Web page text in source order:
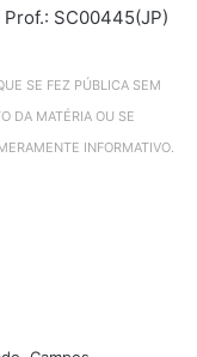
SC00445(JP)
SE FEZ PÚBLICA SEM
DA MATÉRIA OU SE
INFORMATIVO.